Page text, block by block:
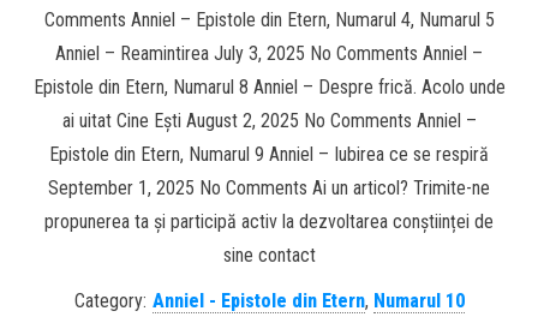
Comments Anniel – Epistole din Etern, Numarul 4, Numarul 5
Anniel – Reamintirea July 3, 2025 No Comments Anniel –
Epistole din Etern, Numarul 8 Anniel – Despre frică. Acolo unde
ai uitat Cine Ești August 2, 2025 No Comments Anniel –
Epistole din Etern, Numarul 9 Anniel – Iubirea ce se respiră
September 1, 2025 No Comments Ai un articol? Trimite-ne
propunerea ta și participă activ la dezvoltarea conștiinței de
sine contact
Category: Anniel - Epistole din Etern, Numarul 10